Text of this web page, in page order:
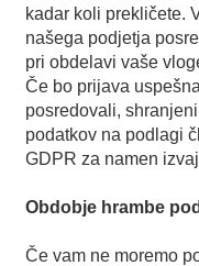
kadar koli prekličete.
našega podjetja
pri obdelavi vaše
Če bo prijava
posredovali,
podatkov na podlagi
GDPR za namen
Obdobje hrambe
Če vam ne moremo